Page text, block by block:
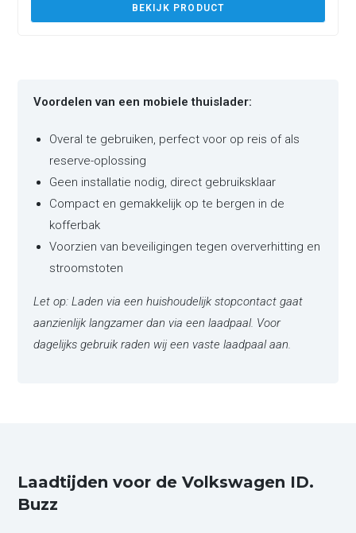
BEKIJK PRODUCT
Voordelen van een mobiele thuislader:
Overal te gebruiken, perfect voor op reis of als
reserve-oplossing
Geen installatie nodig, direct gebruiksklaar
Compact en gemakkelijk op te bergen in de
kofferbak
Voorzien van beveiligingen tegen oververhitting en
stroomstoten
Let op: Laden via een huishoudelijk stopcontact gaat
aanzienlijk langzamer dan via een laadpaal. Voor
dagelijks gebruik raden wij een vaste laadpaal aan.
Laadtijden voor de Volkswagen ID.
Buzz